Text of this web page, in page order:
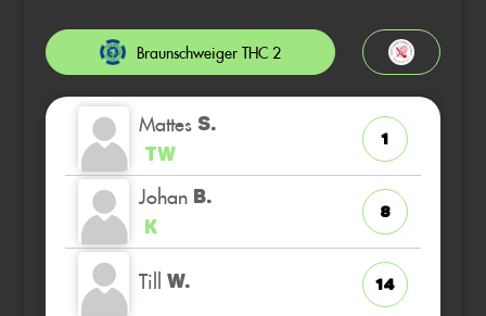
Braunschweiger THC 2
Mattes S.
TW
1
Johan B.
K
8
Till W. 14